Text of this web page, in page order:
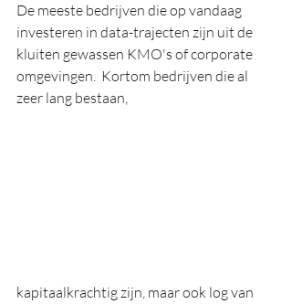
De meeste bedrijven die op vandaag
investeren in data-trajecten zijn uit de
kluiten gewassen KMO's of corporate
omgevingen.  Kortom bedrijven die al
zeer lang bestaan,
kapitaalkrachtig zijn, maar ook log van